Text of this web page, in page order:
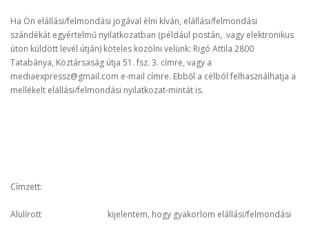
Ha Ön elállási/felmondási jogával élni kíván, elállási/felmondási
szándékát egyértelmű nyilatkozatban (például postán, vagy elektronikus
úton küldött levél útján) köteles közölni velünk: Rigó Attila 2800
Tatabánya, Köztársaság útja 51. fsz. 3. címre, vagy a
mediaexpressz@gmail.com e-mail címre. Ebből a célból felhasználhatja a
mellékelt elállási/felmondási nyilatkozat-mintát is.
Címzett:
Alulírott kijelentem, hogy gyakorlom elállási/felmondási